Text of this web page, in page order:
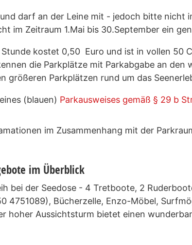
darf an der Leine mit - jedoch bitte nicht
im Zeitraum 1.Mai bis 30.September ein
Stunde kostet 0,50 Euro und ist in vollen
die Parkplätze mit Parkabgabe an
größeren Parkplätzen rund um das
(blauen) Parkausweises gemäß § 29 b
im Zusammenhang mit der
im Überblick
bei der Seedose - 4 Tretboote, 2
4751089), Bücherzelle, Enzo-Möbel,
hoher Aussichtsturm bietet einen